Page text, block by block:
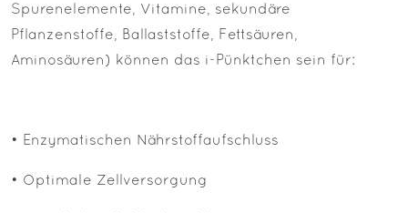
Spurenelemente, Vitamine, sekundäre
Pflanzenstoffe, Ballaststoffe, Fettsäuren,
Aminosäuren) können das i-Pünktchen sein für:
• Enzymatischen Nährstoffaufschluss
• Optimale Zellversorgung